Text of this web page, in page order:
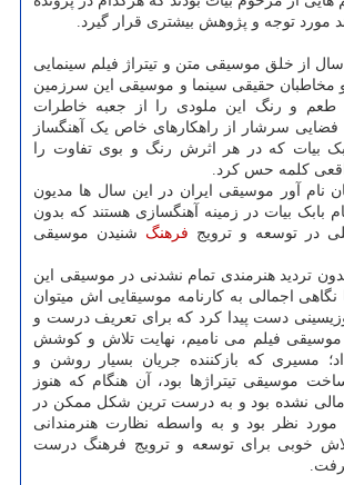
مورد توجه و پژوهش بیشتری قرار گیرد.
اکنون بیشتر از ۳۶ سال از خلق موسیقی متن و تیتراژ فیلم سینمایی
مخاطبان حقیقی سینما و موسیقی این سرزمین
طعم و رنگ این ملودی را از جعبه خاطرات
فضایی سرشار از راهکارهای خاص یک آهنگساز
بیات که در هر اثرش رنگ و بوی تفاوت را
کلمه حس کرد.
نام آور موسیقی ایران در این سال ها مدیون
بابک بیات در زمینه آهنگسازی هستند که بدون
در توسعه و ترویج فرهنگ شنیدن موسیقی
تردید هنرمندی تمام نشدنی در موسیقی این
اجمالی به کارنامه موسیقایی اش میتوان
دست پیدا کرد که برای تعریف درست و
موسیقی فیلم می نامیم، نهایت تلاش و کوشش
مسیری که بازکننده جریان بسیار روشن و
موسیقی تیتراژها بود، آن هنگام که هنوز
مالی نشده بود و به درست ترین شکل ممکن در
مورد نظر بود و به واسطه نظارت هنرمندانی
خوبی برای توسعه و ترویج فرهنگ درست